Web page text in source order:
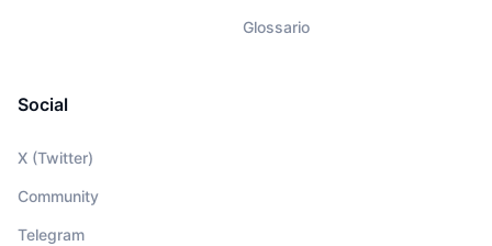
Glossario
Social
X (Twitter)
Community
Telegram